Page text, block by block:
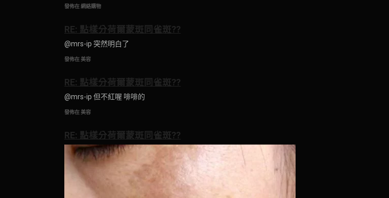
發佈在 網絡購物
RE: 點樣分荷爾蒙斑同雀斑??
@mrs-ip 突然明白了
發佈在 美容
RE: 點樣分荷爾蒙斑同雀斑??
@mrs-ip 但不紅喔 啡啡的
發佈在 美容
RE: 點樣分荷爾蒙斑同雀斑??